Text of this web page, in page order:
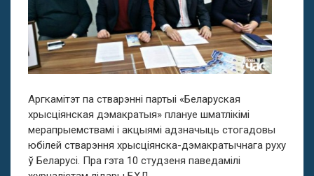
Аргкамітэт па стварэнні партыі «Беларуская
хрысціянская дэмакратыя» плануе шматлікімі
мерапрыемствамі і акцыямі адзначыць стогадовы
юбілей стварэння хрысціянска-дэмакратычнага руху
ў Беларусі. Пра гэта 10 студзеня паведамілі